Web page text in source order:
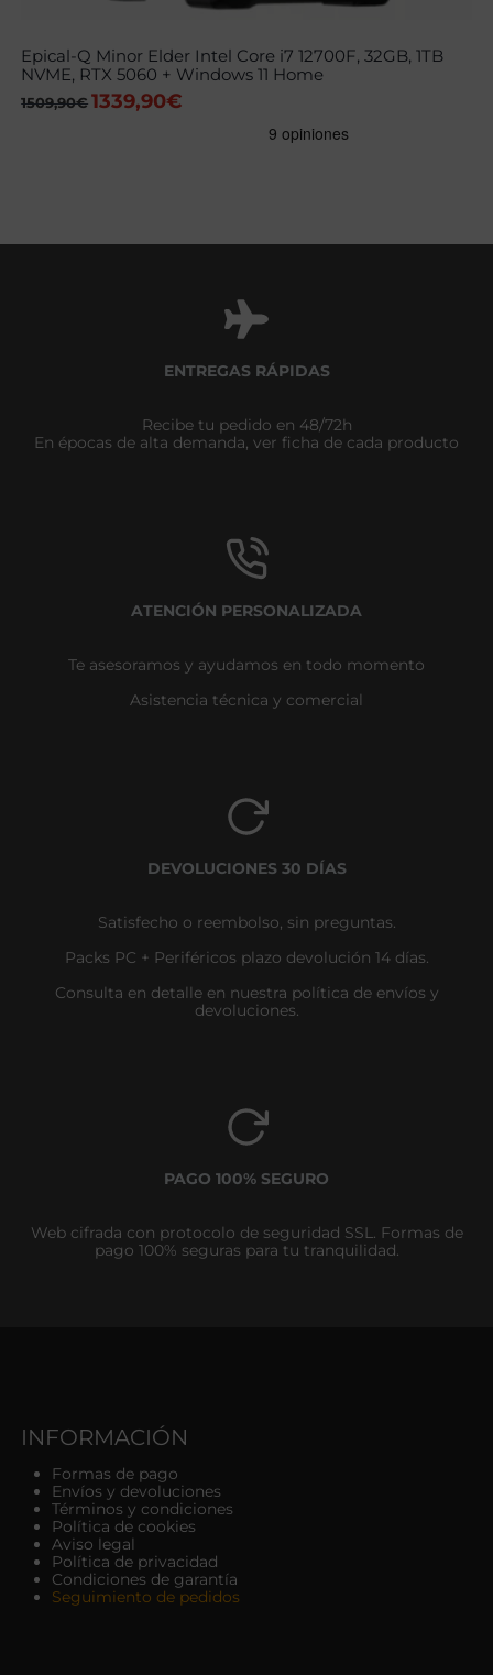
Epical-Q Minor Elder Intel Core i7 12700F, 32GB, 1TB
NVME, RTX 5060 + Windows 11 Home
1509,90€ El
1339,90€
ENTREGAS RÁPIDAS
Recibe tu pedido en 48/72h
En épocas de alta demanda, ver ficha de cada producto
ATENCIÓN PERSONALIZADA
Te asesoramos y ayudamos en todo momento
Asistencia técnica y comercial
DEVOLUCIONES 30 DÍAS
Satisfecho o reembolso, sin preguntas.
Packs PC + Periféricos plazo devolución 14 días.
Consulta en detalle en nuestra política de envíos y
devoluciones.
PAGO 100% SEGURO
Web cifrada con protocolo de seguridad SSL. Formas de
pago 100% seguras para tu tranquilidad.
INFORMACIÓN
Formas de pago
Envíos y devoluciones
Términos y condiciones
Política de cookies
Aviso legal
Política de privacidad
Condiciones de garantía
Seguimiento de pedidos